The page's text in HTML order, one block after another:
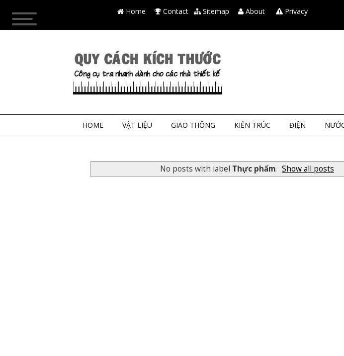
Home Contact Sitemap About Privacy
HOME VẬT LIỆU GIAO THÔNG KIẾN TRÚC ĐIỆN
No posts with label Thực phẩm. Show all posts